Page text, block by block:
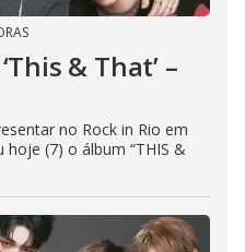
& That’ –
no Rock in Rio em
(7) o álbum “THIS &